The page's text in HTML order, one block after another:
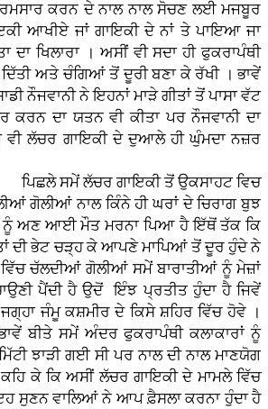
ਕਰਨ ਦੇ ਨਾਲ ਨਾਲ ਸੋਚਣ ਲਈ ਮਜਬੂਰ
ਆਖੀਏ ਜਾਂ ਗਾਇਕੀ ਦੇ ਨਾਂ ਤੇ ਪਾਇਆ ਜਾ
ਦਾ ਖਿਲਾਰਾ । ਅਸੀਂ ਵੀ ਸਦਾ ਹੀ ਫੁਕਰਾਪੰਥੀ
ਦਿੱਤੀ ਅਤੇ ਚੰਗਿਆਂ ਤੋਂ ਦੂਰੀ ਬਣਾ ਕੇ ਰੱਖੀ । ਭਾਵੇਂ
ਨੌਜਵਾਨੀ ਨੇ ਇਹਨਾਂ ਮਾੜੇ ਗੀਤਾਂ ਤੋਂ ਪਾਸਾ ਵੱਟ
ਦਾ ਯਤਨ ਵੀ ਕੀਤਾ ਪਰ ਨੌਜਵਾਨੀ ਦਾ
ਵੀ ਲੱਚਰ ਗਾਇਕੀ ਦੇ ਦੁਆਲੇ ਹੀ ਘੁੰਮਦਾ ਨਜ਼ਰ
ਗਾਇਕੀ ਤੋਂ ਉਕਸਾਹਟ ਵਿਚ
ਗੋਲੀਆਂ ਨਾਲ ਕਿੰਨੇ ਹੀ ਘਰਾਂ ਦੇ ਚਿਰਾਗ ਬੁਝ
ਅਣ ਆਈ ਮੌਤ ਮਰਨਾ ਪਿਆ ਹੈ ਇੱਥੋਂ ਤੱਕ ਕਿ
ਦੀ ਭੇਟ ਚੜ੍ਹ ਕੇ ਆਪਣੇ ਮਾਪਿਆਂ ਤੋਂ ਦੂਰ ਹੁੰਦੇ ਨੇ
ਵਿੱਚ ਚੱਲਦੀਆਂ ਗੋਲੀਆਂ ਸਮੇਂ ਬਾਰਾਤੀਆਂ ਨੂੰ ਮੇਜ਼ਾਂ
ਪੈਂਦੀ ਹੈ ਉਦੋਂ ਇੰਝ ਪ੍ਰਤੀਤ ਹੁੰਦਾ ਹੈ ਜਿਵੇਂ
ਜੰਮੂ ਕਸ਼ਮੀਰ ਦੇ ਕਿਸੇ ਸ਼ਹਿਰ ਵਿੱਚ ਹੋਵੇ ।
ਬੀਤੇ ਸਮੇਂ ਅੰਦਰ ਫੁਕਰਾਪੰਥੀ ਕਲਾਕਾਰਾਂ ਨੂੰ
ਝਾੜੀ ਗਈ ਸੀ ਪਰ ਨਾਲ ਦੀ ਨਾਲ ਮਾਣਯੋਗ
ਕੇ ਕਿ ਅਸੀਂ ਲੱਚਰ ਗਾਇਕੀ ਦੇ ਮਾਮਲੇ ਵਿੱਚ
ਸੁਣਨ ਵਾਲਿਆਂ ਨੇ ਆਪ ਫ਼ੈਸਲਾ ਕਰਨਾ ਹੁੰਦਾ ਹੈ